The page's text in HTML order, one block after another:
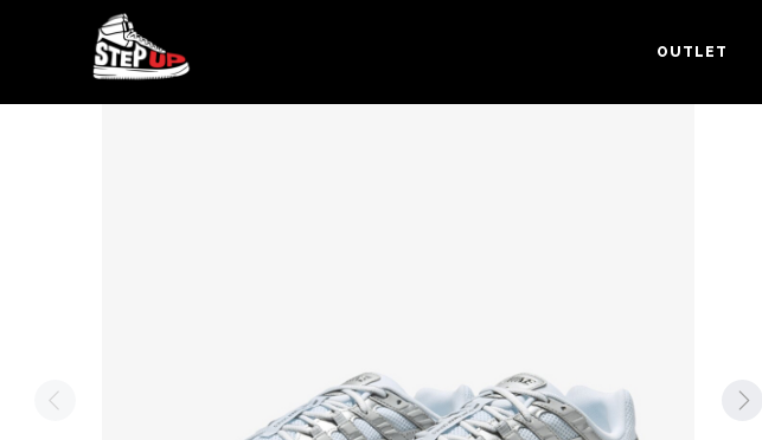
OUTLET